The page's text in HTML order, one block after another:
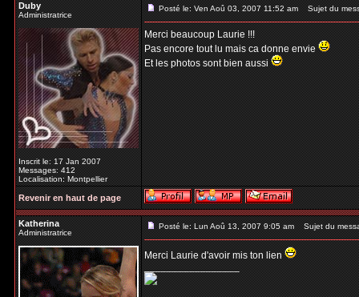
Duby
Administratrice
Inscrit le: 17 Jan 2007
Messages: 412
Localisation: Montpellier
Posté le: Ven Aoû 03, 2007 11:52 am Sujet du
Merci beaucoup Laurie !!!
Pas encore tout lu mais ca donne envie
Et les photos sont bien aussi
Revenir en haut de page
Katherina
Administratrice
Posté le: Lun Aoû 13, 2007 9:05 am Sujet du
Merci Laurie d'avoir mis ton lien
_________________